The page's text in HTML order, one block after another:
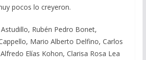
pocos lo creyeron.
Rubén Pedro Bonet,
Mario Alberto Delfino, Carlos
Elías Kohon, Clarisa Rosa Lea